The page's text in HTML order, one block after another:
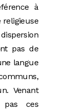
à
religieuse
pas de
langue
Venant
pas ces